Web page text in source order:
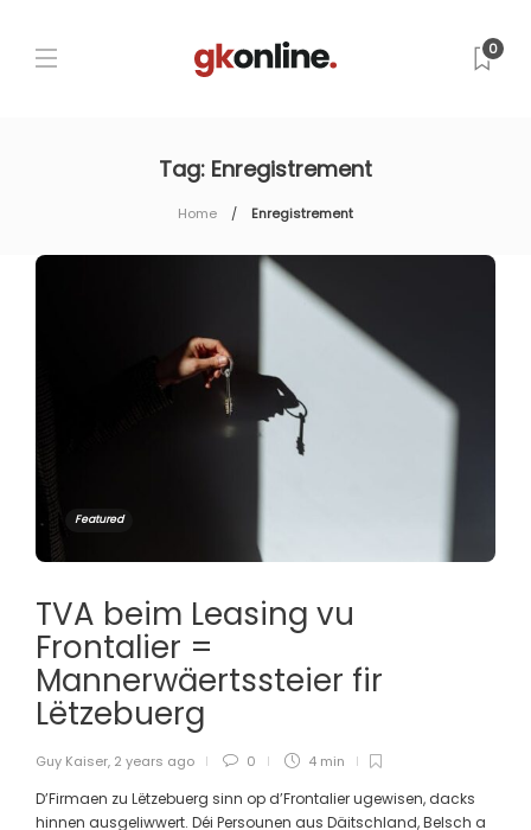
0
Tag: Enregistrement
Home Enregistrement
Featured
TVA beim Leasing vu
Frontalier =
Mannerwäertssteier fir
Lëtzebuerg
Guy Kaiser, 2 years ago 0 4 min
D’Firmaen zu Lëtzebuerg sinn op d’Frontalier ugewisen, dacks
hinnen ausgeliwwert. Déi Persounen aus Däitschland, Belsch a